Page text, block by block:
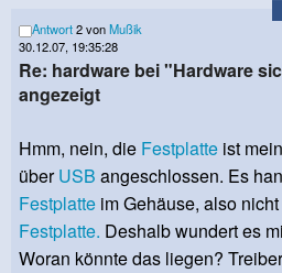
Antwort2 vonMußik
30.12.07, 19:35:28
Re: hardware bei "Hardware
angezeigt
Hmm, nein, die Festplatte ist
überUSB angeschlossen. Es
Festplatte im Gehäuse, also
Festplatte. Deshalb wundert es
Woran könnte das liegen?